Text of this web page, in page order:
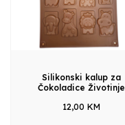
Silikonski kalup za
Čokoladice Životinje
12,00 KM